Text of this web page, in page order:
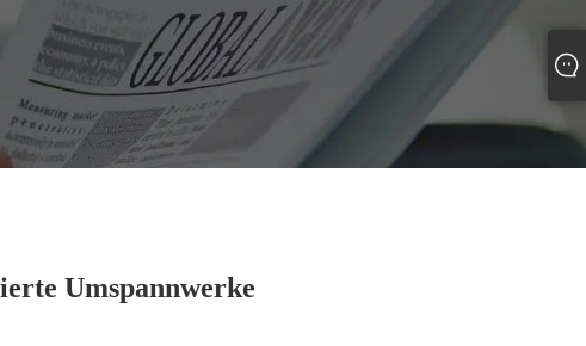
Umspannwerke